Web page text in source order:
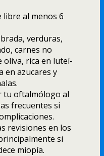
libre al menos 6
verduras,
carnes no
oliva, rica en luteí­
en azucares y
tu oftalmólogo al
frecuentes si
revisiones en los
si
miopí­a.